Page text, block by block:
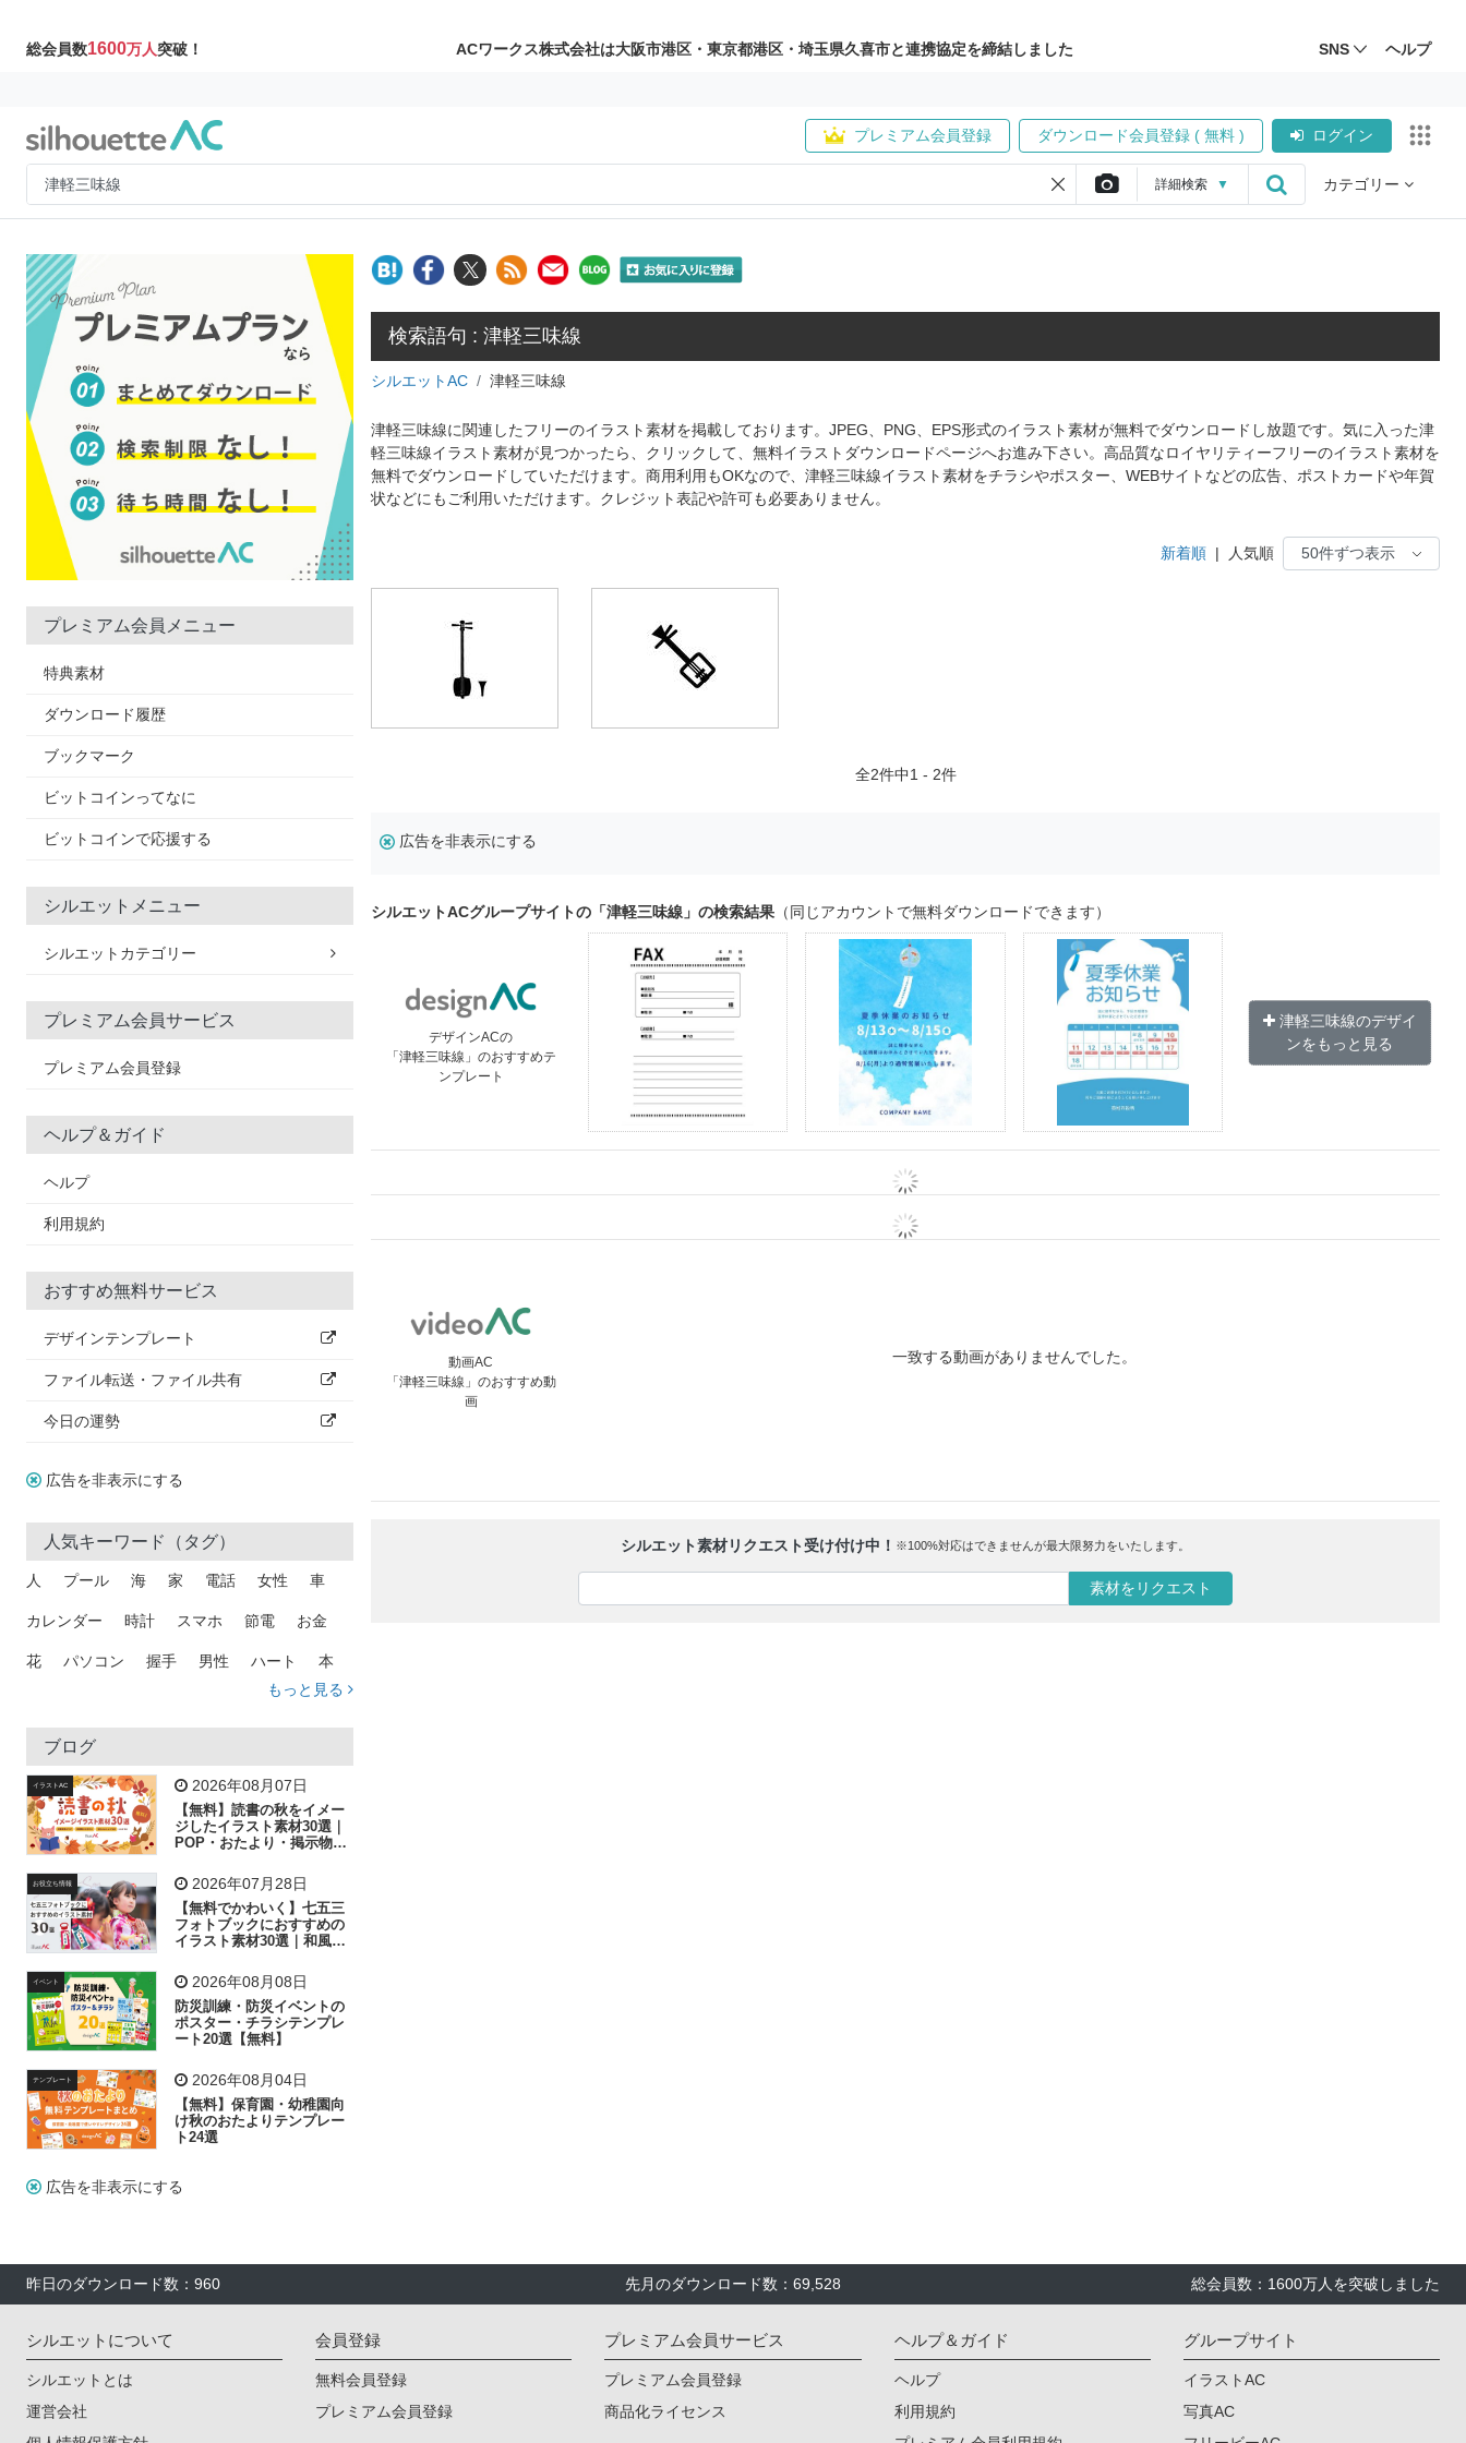
総会員数1600万人突破！ ACワークス株式会社は大阪市港区・東京都港区・埼玉県久喜市と連携協定を締結しました SNS ヘルプ
プレミアム会員登録 ダウンロード会員登録 ( 無料 ) ログイン
詳細検索 ▼ カテゴリー
プレミアム会員メニュー
特典素材
ダウンロード履歴
ブックマーク
ビットコインってなに
ビットコインで応援する
シルエットメニュー
シルエットカテゴリー
プレミアム会員サービス
プレミアム会員登録
ヘルプ＆ガイド
ヘルプ
利用規約
おすすめ無料サービス
デザインテンプレート
ファイル転送・ファイル共有
今日の運勢
広告を非表示にする
人気キーワード（タグ）
人 プール 海 家 電話 女性 車
カレンダー 時計 スマホ 節電 お金
花 パソコン 握手 男性 ハート 本
トラック 木
吹き出し
飛行機 グラフ ビル 魚 家族 書類
歩く 工場 会社 太陽 キラキラ
子供 作業員 葉 相談 ピクトグラム
もっと見る
ブログ
イラストAC 2026年08月07日
【無料】読書の秋をイメー
ジしたイラスト素材30選｜
POP・おたより・掲示物に
お役立ち情報 2026年07月28日
【無料でかわいく】七五三
フォトブックにおすすめの
イラスト素材30選｜和風の
イベント 2026年08月08日
防災訓練・防災イベントの
ポスター・チラシテンプレ
ート20選【無料】
テンプレート 2026年08月04日
【無料】保育園・幼稚園向
け秋のおたよりテンプレー
ト24選
広告を非表示にする
検索語句 : 津軽三味線
シルエットAC 津軽三味線
津軽三味線に関連したフリーのイラスト素材を掲載しております。JPEG、PNG、EPS形式のイラスト素材が無料でダウンロードし放題です。気に入った津
軽三味線イラスト素材が見つかったら、クリックして、無料イラストダウンロードページへお進み下さい。高品質なロイヤリティーフリーのイラスト素材を
無料でダウンロードしていただけます。商用利用もOKなので、津軽三味線イラスト素材をチラシやポスター、WEBサイトなどの広告、ポストカードや年賀
状などにもご利用いただけます。クレジット表記や許可も必要ありません。
新着順 | 人気順
全2件中1 - 2件
広告を非表示にする
シルエットACグループサイトの「津軽三味線」の検索結果 （同じアカウントで無料ダウンロードできます）
デザインACの
「津軽三味線」のおすすめテ
ンプレート
津軽三味線のデザイ
ンをもっと見る
動画AC
「津軽三味線」のおすすめ動
画
一致する動画がありませんでした。
シルエット素材リクエスト受け付け中！ ※100%対応はできませんが最大限努力をいたします。
素材をリクエスト
昨日のダウンロード数：960 先月のダウンロード数：69,528 総会員数：1600万人を突破しました
シルエットについて
シルエットとは
運営会社
会員登録
無料会員登録
プレミアム会員登録
プレミアム会員サービス
プレミアム会員登録
商品化ライセンス
ヘルプ＆ガイド
ヘルプ
利用規約
グループサイト
イラストAC
写真AC